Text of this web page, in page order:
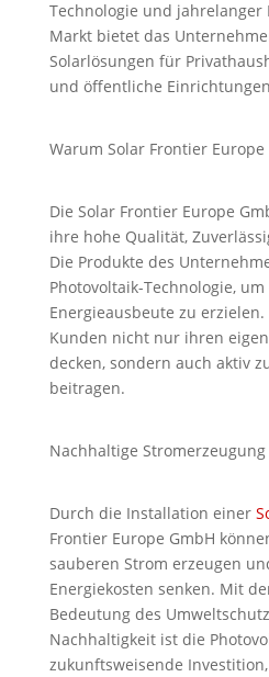
Technologie und
Markt bietet das
Solarlösungen für
und öffentliche
Warum Solar Frontier Europe
Die Solar Frontier Europe
ihre hohe Qualität,
Die Produkte des
Photovoltaik-Technologie,
Energieausbeute zu
Kunden nicht nur ihren
decken, sondern auch aktiv
beitragen.
Nachhaltige
Durch die Installation einer
Frontier Europe GmbH
sauberen Strom erzeugen
Energiekosten senken. Mit
Bedeutung des
Nachhaltigkeit ist die
zukunftsweisende